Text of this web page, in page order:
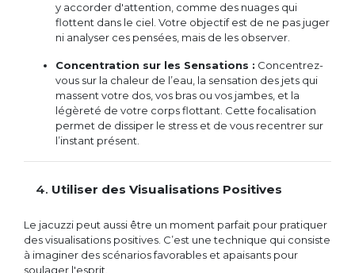
y accorder d'attention, comme des nuages qui
flottent dans le ciel. Votre objectif est de ne pas juger
ni analyser ces pensées, mais de les observer.
Concentration sur les Sensations : Concentrez-
vous sur la chaleur de l’eau, la sensation des jets qui
massent votre dos, vos bras ou vos jambes, et la
légèreté de votre corps flottant. Cette focalisation
permet de dissiper le stress et de vous recentrer sur
l’instant présent.
4. Utiliser des Visualisations Positives
Le jacuzzi peut aussi être un moment parfait pour pratiquer
des visualisations positives. C’est une technique qui consiste
à imaginer des scénarios favorables et apaisants pour
soulager l'esprit.